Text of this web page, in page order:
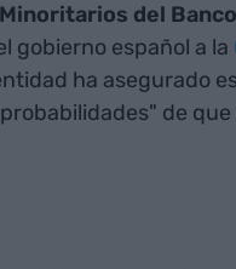
del
gobierno español a la
ha asegurado
de